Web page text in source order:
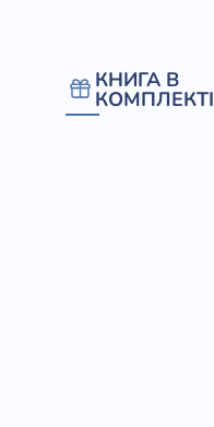
КНИГА В
КОМПЛЕКТІ